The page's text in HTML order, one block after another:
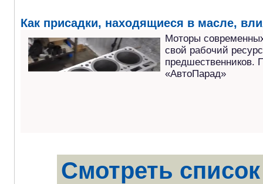
Как присадки, находящиеся в масле,
Моторы
свой рабочий
предшественников.
«АвтоПарад»
Смотреть